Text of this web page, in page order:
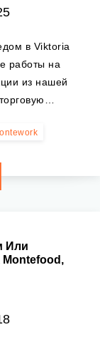
в Viktoria
работы на
из нашей
Или